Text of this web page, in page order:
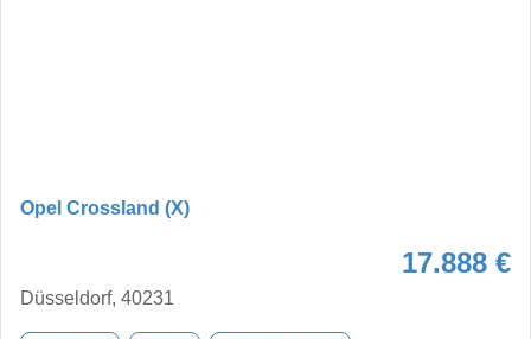
Opel Crossland (X)
17.888 €
Düsseldorf, 40231